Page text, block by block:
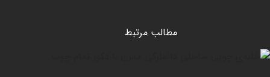
مطالب مرتبط